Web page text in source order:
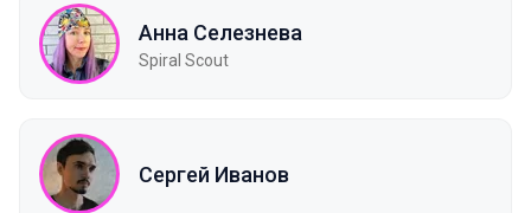
Анна Селезнева
Spiral Scout
Сергей Иванов